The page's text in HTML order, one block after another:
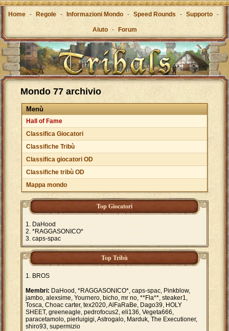
Home - Regole - Informazioni Mondo - Speed Rounds - Supporto -
Aiuto - Forum
Mondo 77 archivio
Menù
Hall of Fame
Classifica Giocatori
Classifiche Tribù
Classifica giocatori OD
Classifiche tribù OD
Mappa mondo
Top Giocatori
DaHood
*RAGGASONICO*
caps-spac
Top Tribù
BROS
Membri: DaHood, *RAGGASONICO*, caps-spac, Pinkblow,
jambo, alexsime, Yournero, bicho, mr no, **Fla**, steaker1,
Tosca, Choac carter, tex2020, AlFaRaBe, Dago39, HOLY
SHEET, greeneagle, pedrofocus2, eli136, Vegeta666,
paracetamolo, pierluigigi, Astrogalo, Marduk, The Executioner,
shiro93, supermizio